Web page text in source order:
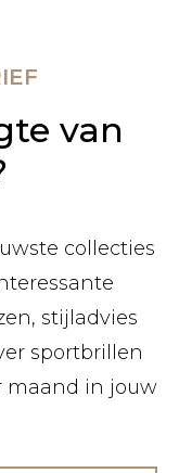
van
collecties
stijladvies
sportbrillen
maand in jouw